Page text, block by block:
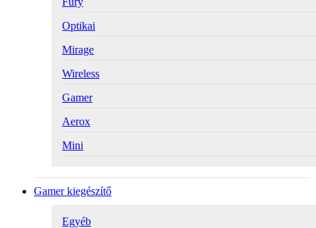
Optikai
Mirage
Wireless
Gamer
Aerox
Mini
Gamer kiegészítő
Egyéb